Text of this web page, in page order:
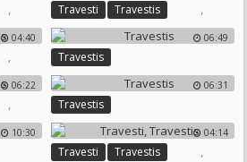
, Travesti ,
Travestis
04:40
,
06:49
Travestis
06:22
,
06:31
Travestis
10:30 04:14
Travesti ,
Travestis